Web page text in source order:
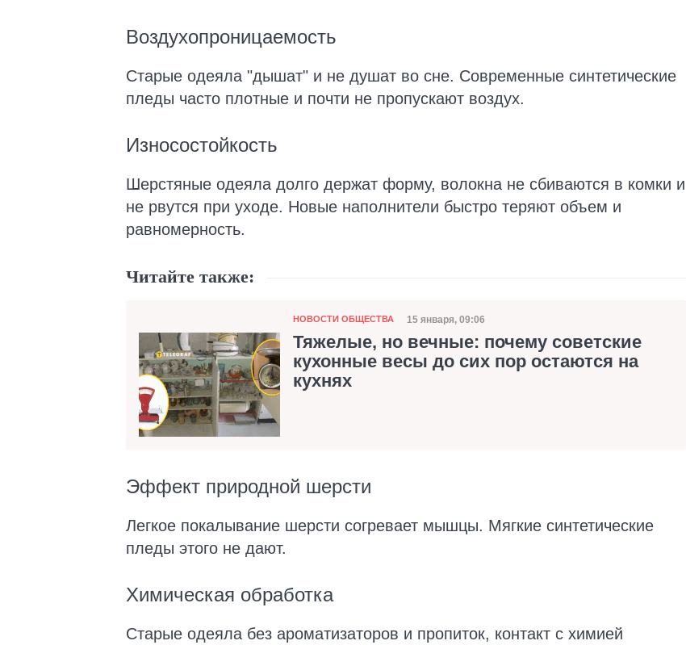
Воздухопроницаемость
Старые одеяла "дышат" и не душат во сне. Современные синтетические
пледы часто плотные и почти не пропускают воздух.
Износостойкость
Шерстяные одеяла долго держат форму, волокна не сбиваются в комки и
не рвутся при уходе. Новые наполнители быстро теряют объем и
равномерность.
Читайте также:
Категория
НОВОСТИ ОБЩЕСТВА Дата публикации
15 января, 09:06
Тяжелые, но вечные: почему советские
кухонные весы до сих пор остаются на
кухнях
Эффект природной шерсти
Легкое покалывание шерсти согревает мышцы. Мягкие синтетические
пледы этого не дают.
Химическая обработка
Старые одеяла без ароматизаторов и пропиток, контакт с химией